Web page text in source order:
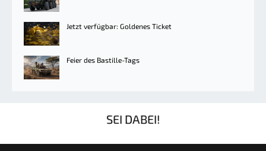
Jetzt verfügbar: Goldenes Ticket
Feier des Bastille-Tags
SEI DABEI!